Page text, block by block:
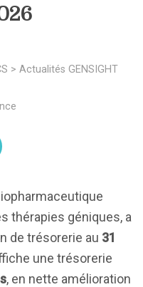
> Actualités GENSIGHT
thérapies géniques, a
de trésorerie au 31
une trésorerie
, en nette amélioration